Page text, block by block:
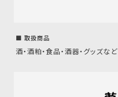
■ 取扱商品
酒・酒粕・食品・酒器・グッズなど